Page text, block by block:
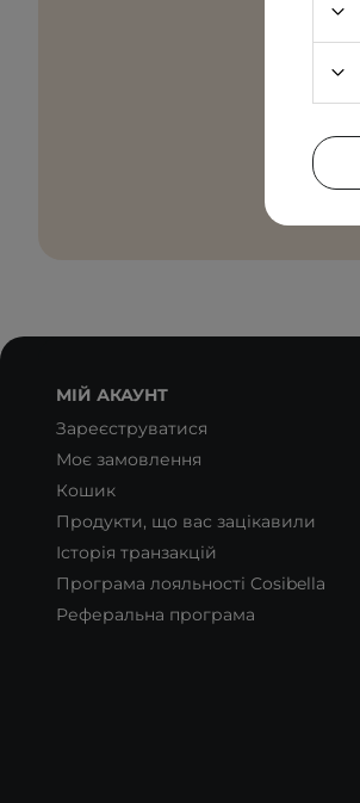
МІЙ АКАУНТ
Зареєструватися
Моє замовлення
Кошик
Продукти, що вас зацікавили
Історія транзакцій
Програма лояльності Cosibella
Реферальна програма